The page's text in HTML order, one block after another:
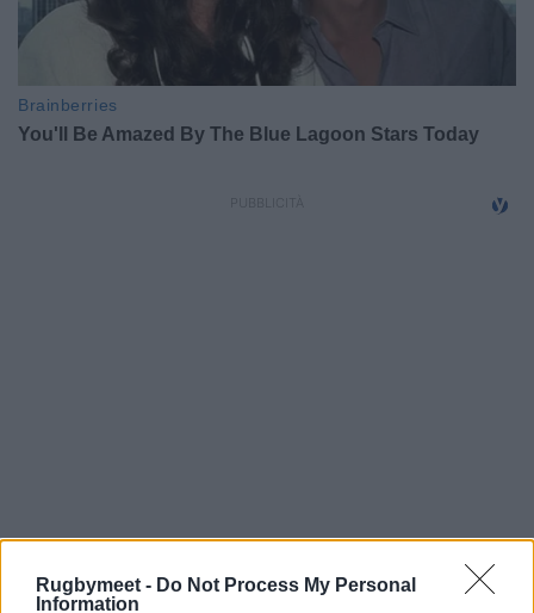
Rugbymeet - Do Not Process My Personal
Information